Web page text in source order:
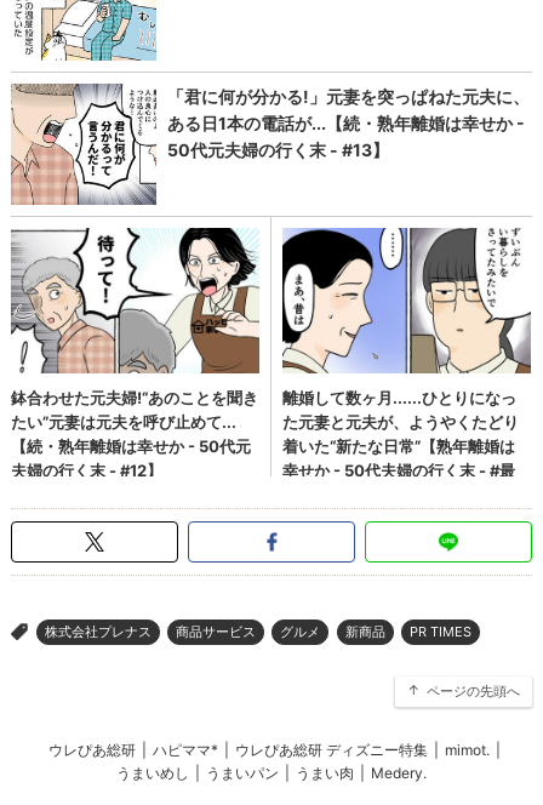
> 株式会社プレナス 商品サービス グルメ 新商品 PR TIMES
ページの先頭へ
ウレぴあ総研 ハピママ* ウレぴあ総研 ディズニー特集 mimot.
うまいめし
うまいパン うまい肉 Medery.